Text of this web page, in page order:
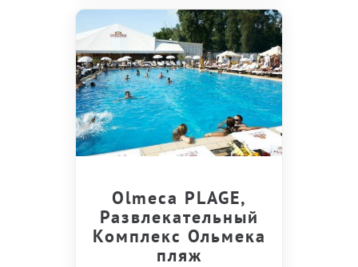
Olmeca PLAGE,
Развлекательный
Комплекс Ольмека
пляж